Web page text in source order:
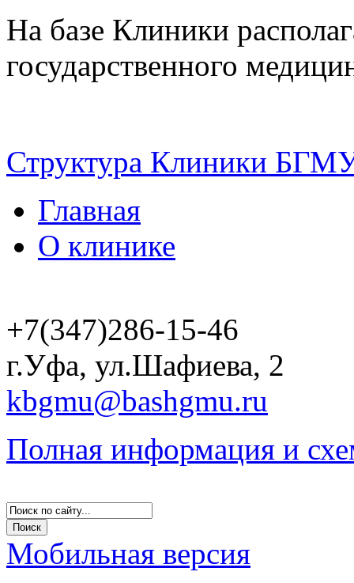
На базе Клиники
государственного
Структура Клиники
Главная
О клинике
+7(347)286-15-46
г.Уфа, ул.Шафиева, 2
kbgmu@bashgmu.ru
Полная информация и
Мобильная версия